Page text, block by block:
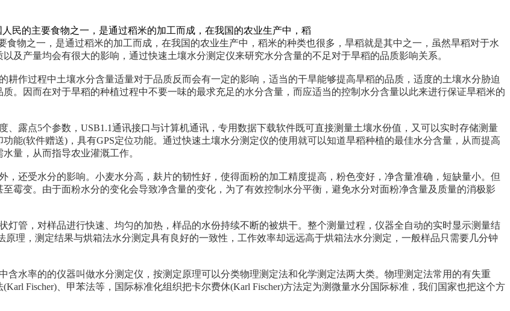
民的主要食物之一，是通过稻米的加工而成，在我国的农业生产中，稻
物之一，是通过稻米的加工而成，在我国的农业生产中，稻米的种类也很多，旱稻就是其中之一，虽然旱稻对于水
及产量均会有很大的影响，通过快速土壤水分测定仪来研究水分含量的不足对于旱稻的品质影响关系。
作过程中土壤水分含量适量对于品质反而会有一定的影响，适当的干旱能够提高旱稻的品质，适度的土壤水分胁迫
。因而在对于旱稻的种植过程中不要一味的最求充足的水分含量，而应适当的控制水分含量以此来进行保证旱稻米的
露点5个参数，USB1.1通讯接口与计算机通讯，专用数据下载软件既可直接测量土壤水份值，又可以实时存储测量
能(软件赠送)，具有GPS定位功能。通过快速土壤水分测定仪的使用就可以知道旱稻种植的最佳水分含量，从而提高
量，从而指导农业灌溉工作。
还受水分的影响。小麦水分高，麸片的韧性好，使得面粉的加工精度提高，粉色变好，净含量准确，短缺量小。但
霉变。由于面粉水分的变化会导致净含量的变化，为了有效控制水分平衡，避免水分对面粉净含量及质量的消极影
管，对样品进行快速、均匀的加热，样品的水份持续不断的被烘干。整个测量过程，仪器全自动的实时显示测量结
理，测定结果与烘箱法水分测定具有良好的一致性，工作效率却远远高于烘箱法水分测定，一般样品只需要几分钟
水率的的仪器叫做水分测定仪，按测定原理可以分类物理测定法和化学测定法两大类。物理测定法常用的有失重
Fischer)、甲苯法等，国际标准化组织把卡尔费休(Karl Fischer)方法定为测微量水分国际标准，我们国家也把这个方